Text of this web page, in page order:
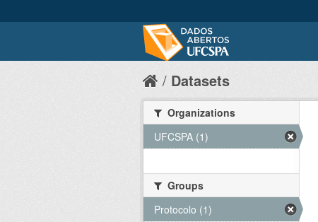
Datasets
Organizations
UFCSPA (1)
Groups
Protocolo (1)